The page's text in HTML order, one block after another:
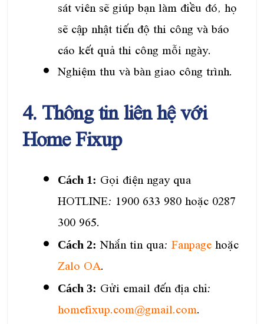
sát viên sẽ giúp bạn làm điều đó, họ
sẽ cập nhật tiến độ thi công và báo
cáo kết quả thi công mỗi ngày.
Nghiệm thu và bàn giao công trình.
4. Thông tin liên hệ với
Home Fixup
Cách 1: Gọi điện ngay qua
HOTLINE: 1900 633 980 hoặc 0287
300 965.
Cách 2: Nhắn tin qua:Fanpagehoặc
Zalo OA.
Cách 3: Gửi email đến địa chỉ:
homefixup.com@gmail.com.